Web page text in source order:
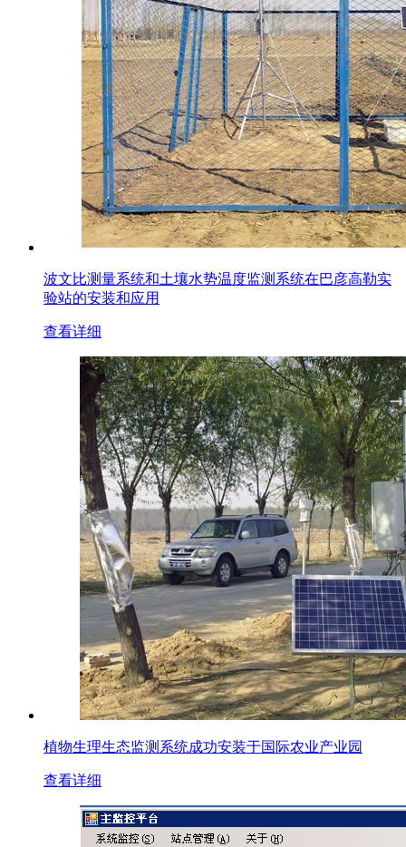
波文比测量系统和土壤水势温度监测系统在巴彦高勒实
验站的安装和应用
查看详细
植物生理生态监测系统成功安装于国际农业产业园
查看详细